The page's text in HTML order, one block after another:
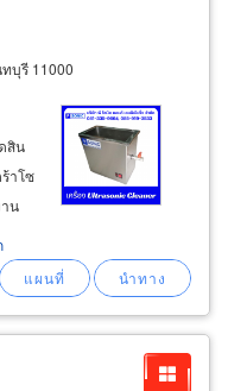
บุรี 11000
สิน
าโซ
น
ห้อ